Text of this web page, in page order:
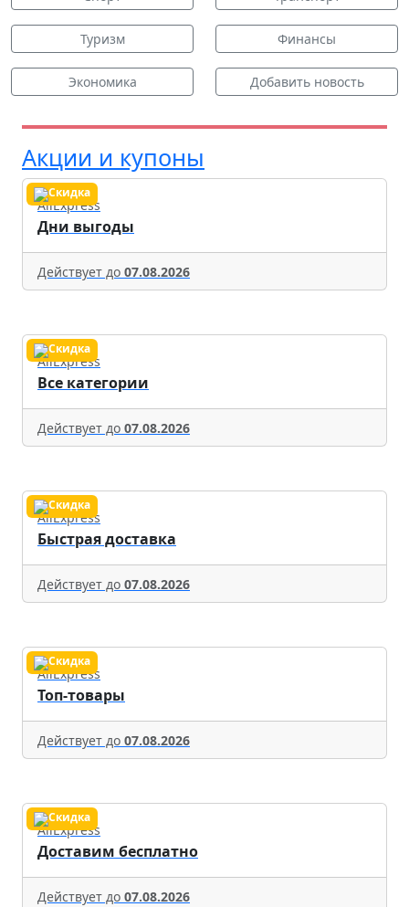
Туризм Финансы
Экономика Добавить новость
Акции и купоны
AliExpress
Дни выгоды
Действует до 07.08.2026
AliExpress
Все категории
Действует до 07.08.2026
AliExpress
Быстрая доставка
Действует до 07.08.2026
AliExpress
Топ-товары
Действует до 07.08.2026
AliExpress
Доставим бесплатно
Действует до 07.08.2026